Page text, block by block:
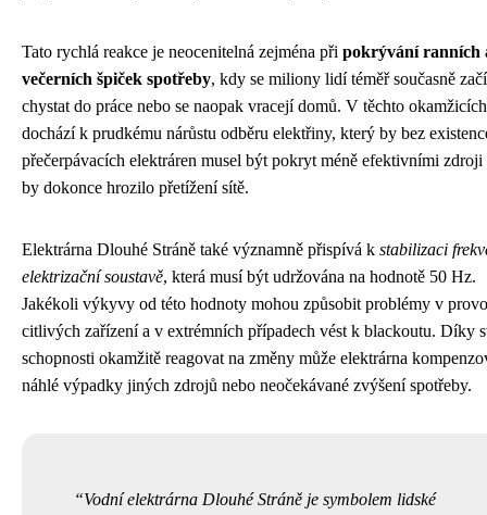
Tato rychlá reakce je neocenitelná zejména při pokrývání ranních
večerních špiček spotřeby, kdy se miliony lidí téměř současně
chystat do práce nebo se naopak vracejí domů. V těchto okamžicích
dochází k prudkému nárůstu odběru elektřiny, který by bez
přečerpávacích elektráren musel být pokryt méně efektivními zdroji
by dokonce hrozilo přetížení sítě.
Elektrárna Dlouhé Stráně také významně přispívá k stabilizaci
elektrizační soustavě, která musí být udržována na hodnotě 50 Hz.
Jakékoli výkyvy od této hodnoty mohou způsobit problémy v
citlivých zařízení a v extrémních případech vést k blackoutu. Díky
schopnosti okamžitě reagovat na změny může elektrárna
náhlé výpadky jiných zdrojů nebo neočekávané zvýšení spotřeby.
Vodní elektrárna Dlouhé Stráně je symbolem lidské